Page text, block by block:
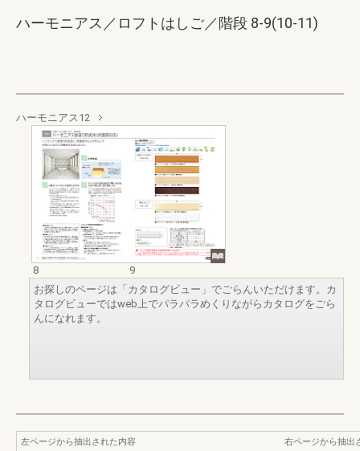
ハーモニアス／ロフトはしご／階段 8-9(10-11)
ハーモニアス12
8
9
お探しのページは「カタログビュー」でごらんいただけます。カ
タログビューではweb上でパラパラめくりながらカタログをごら
んになれます。
左ページから抽出された内容
右ページから抽出